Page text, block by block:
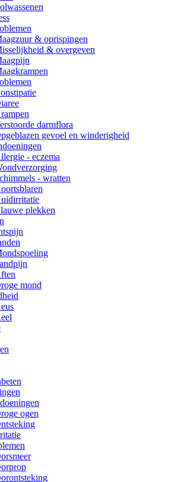
& oprispingen
& overgeven
darmflora
gevoel en winderigheid
- eczema
- wratten
plekken
mond
ogen